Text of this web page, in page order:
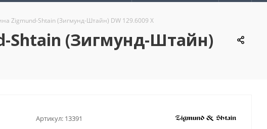
Zigmund-Shtain (Зигмунд-Штайн) DW 129.6009 X
Shtain (Зигмунд-Штайн)
Артикул: 13391